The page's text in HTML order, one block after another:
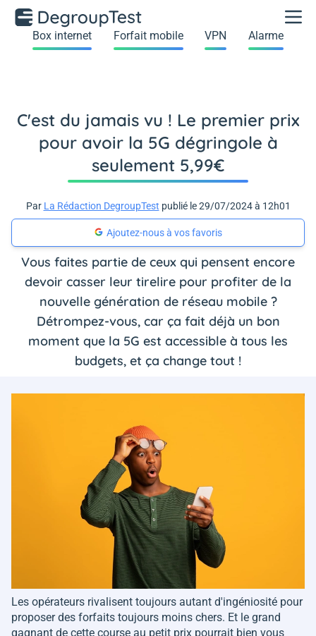
Box internet Forfait mobile VPN Alarme
C'est du jamais vu ! Le premier prix
pour avoir la 5G dégringole à
seulement 5,99€
Par La Rédaction DegroupTest publié le 29/07/2024 à 12h01
Ajoutez-nous à vos favoris
Vous faites partie de ceux qui pensent encore
devoir casser leur tirelire pour profiter de la
nouvelle génération de réseau mobile ?
Détrompez-vous, car ça fait déjà un bon
moment que la 5G est accessible à tous les
budgets, et ça change tout !
Les opérateurs rivalisent toujours autant d'ingéniosité pour
proposer des forfaits toujours moins chers. Et le grand
gagnant de cette course au petit prix pourrait bien vous